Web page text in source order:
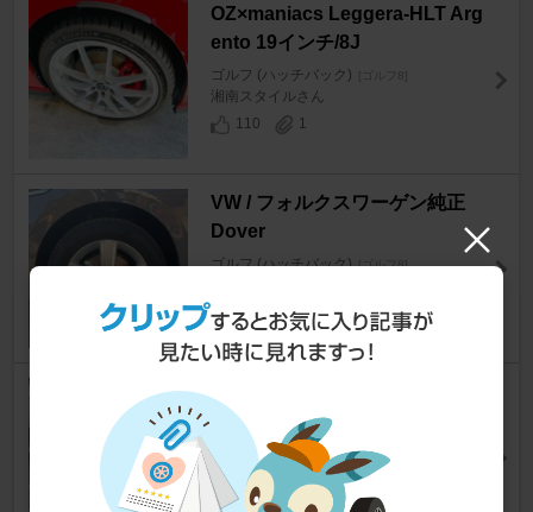
OZ×maniacs Leggera-HLT Arg
ento 19インチ/8J
ゴルフ (ハッチバック) [ゴルフ8]
湘南スタイルさん
110
1
VW / フォルクスワーゲン純正
Dover
ゴルフ (ハッチバック) [ゴルフ8]
19
1
GGERA
ゴルフ (ハッチバック) [ゴルフ8]
大黒天さん
20
1